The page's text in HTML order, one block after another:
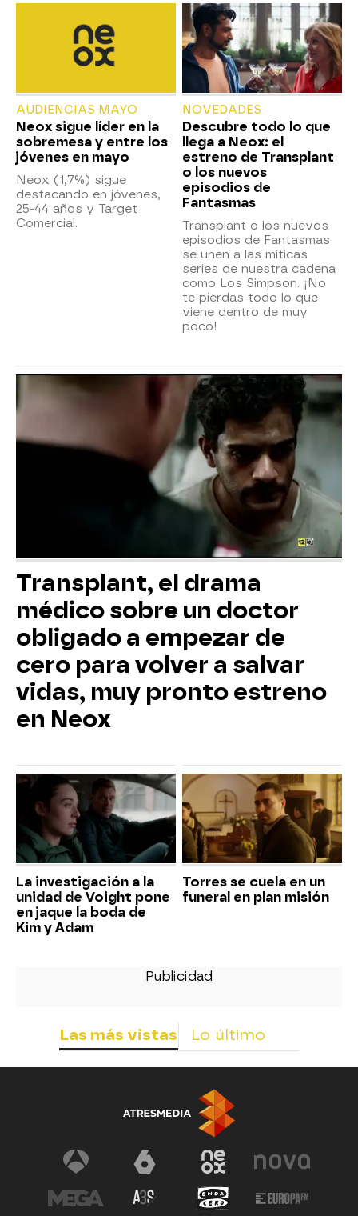
AUDIENCIAS MAYO
Neox sigue líder en la
sobremesa y entre los
jóvenes en mayo
Neox (1,7%) sigue
destacando en jóvenes,
25-44 años y Target
Comercial.
NOVEDADES
Descubre todo lo que
llega a Neox: el
estreno de Transplant
o los nuevos
episodios de
Fantasmas
Transplant o los nuevos
episodios de Fantasmas
se unen a las míticas
series de nuestra cadena
como Los Simpson. ¡No
te pierdas todo lo que
viene dentro de muy
poco!
Transplant, el drama
médico sobre un doctor
obligado a empezar de
cero para volver a salvar
vidas, muy pronto estreno
en Neox
La investigación a la
unidad de Voight pone
en jaque la boda de
Kim y Adam
Torres se cuela en un
funeral en plan misión
Las más vistas Lo último